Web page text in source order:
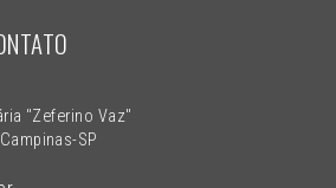
"Zeferino Vaz"
SP